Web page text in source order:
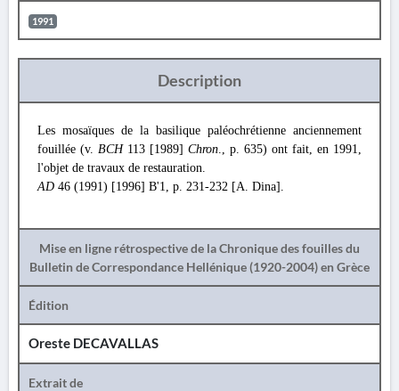
1991
Description
Les mosaïques de la basilique paléochrétienne anciennement
fouillée (v. BCH 113 [1989] Chron., p. 635) ont fait, en 1991,
l'objet de travaux de restauration.
AD 46 (1991) [1996] Β'1, p. 231-232 [A. Dina].
Mise en ligne rétrospective de la Chronique des fouilles du
Bulletin de Correspondance Hellénique (1920-2004) en Grèce
Édition
Oreste DECAVALLAS
Extrait de